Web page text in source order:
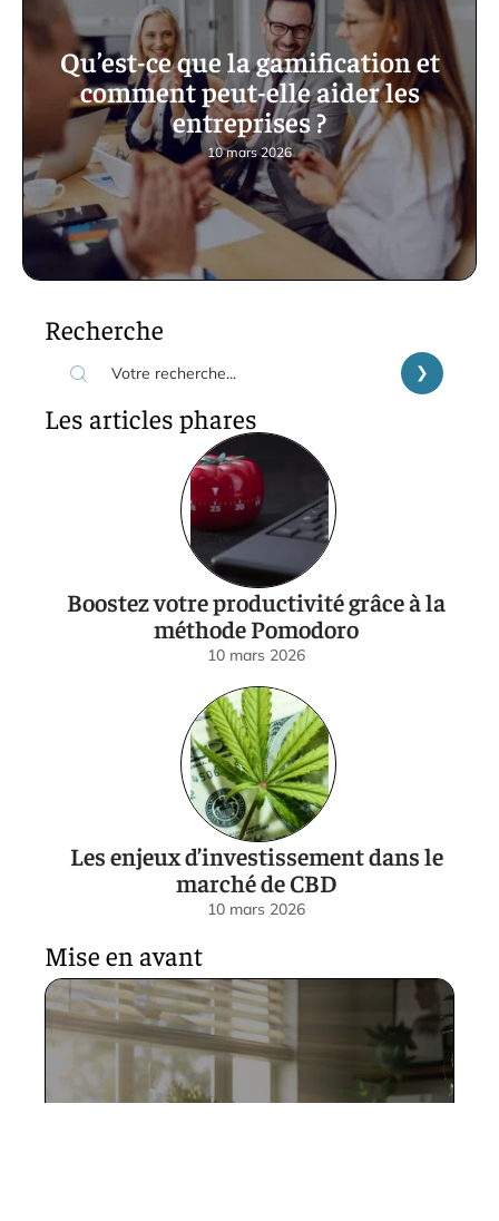
Qu’est-ce que la gamification et
comment peut-elle aider les
entreprises ?
10 mars 2026
Recherche
Les articles phares
Boostez votre productivité grâce à la
méthode Pomodoro
10 mars 2026
Les enjeux d’investissement dans le
marché de CBD
10 mars 2026
Mise en avant
Mail annulation rendez-vous :